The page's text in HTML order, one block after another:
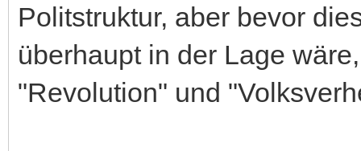
Politstruktur, aber bevor
überhaupt in der Lage
"Revolution" und